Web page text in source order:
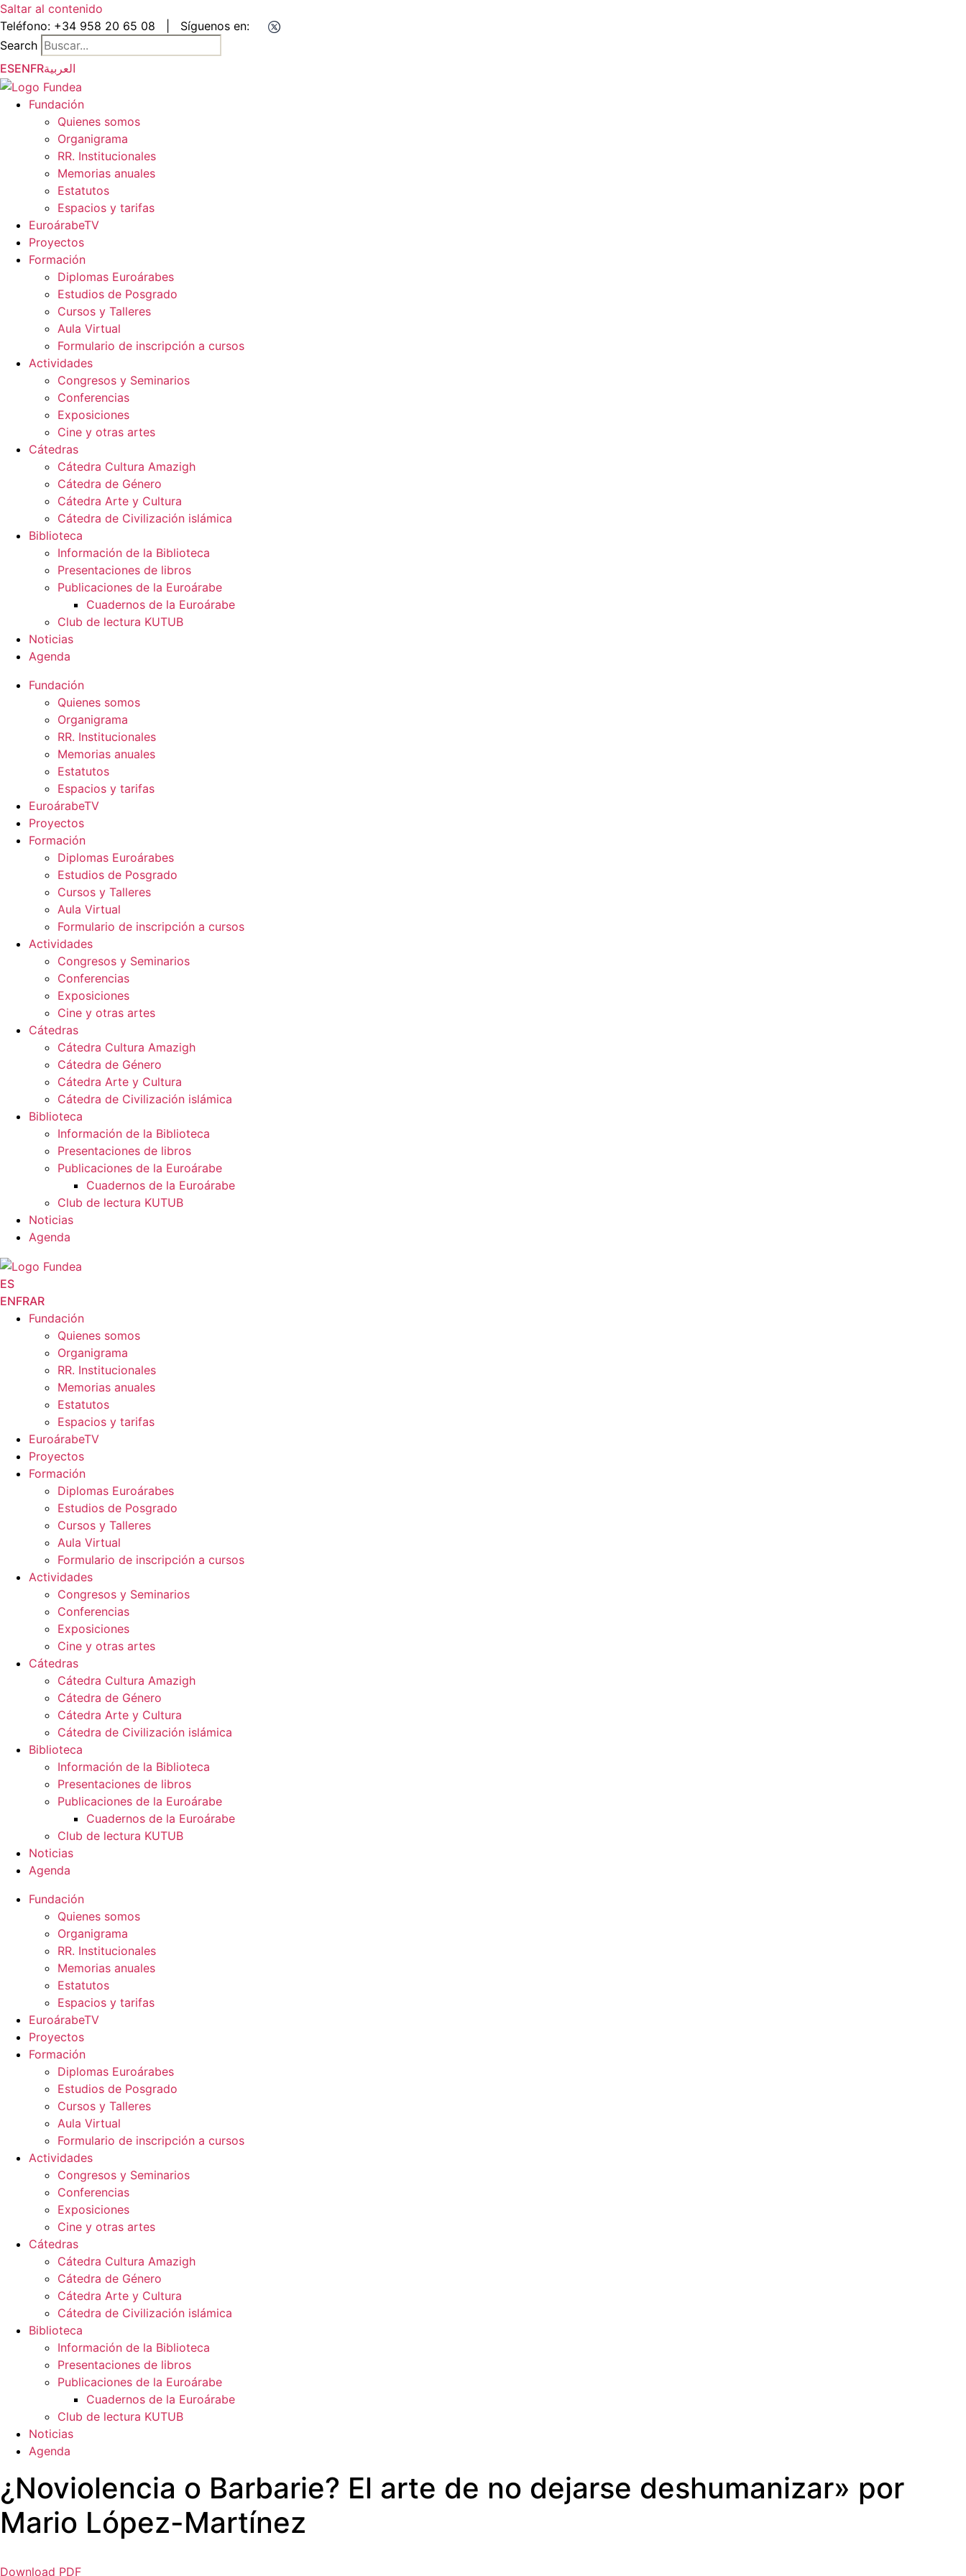
Saltar al contenido
Teléfono: +34 958 20 65 08
Síguenos en:
Search
ESENFRالعربية
Fundación
Quienes somos
Organigrama
RR. Institucionales
Memorias anuales
Estatutos
Espacios y tarifas
EuroárabeTV
Proyectos
Formación
Diplomas Euroárabes
Estudios de Posgrado
Cursos y Talleres
Aula Virtual
Formulario de inscripción a cursos
Actividades
Congresos y Seminarios
Conferencias
Exposiciones
Cine y otras artes
Cátedras
Cátedra Cultura Amazigh
Cátedra de Género
Cátedra Arte y Cultura
Cátedra de Civilización islámica
Biblioteca
Información de la Biblioteca
Presentaciones de libros
Publicaciones de la Euroárabe
Cuadernos de la Euroárabe
Club de lectura KUTUB
Noticias
Agenda
Fundación
Quienes somos
Organigrama
RR. Institucionales
Memorias anuales
Estatutos
Espacios y tarifas
EuroárabeTV
Proyectos
Formación
Diplomas Euroárabes
Estudios de Posgrado
Cursos y Talleres
Aula Virtual
Formulario de inscripción a cursos
Actividades
Congresos y Seminarios
Conferencias
Exposiciones
Cine y otras artes
Cátedras
Cátedra Cultura Amazigh
Cátedra de Género
Cátedra Arte y Cultura
Cátedra de Civilización islámica
Biblioteca
Información de la Biblioteca
Presentaciones de libros
Publicaciones de la Euroárabe
Cuadernos de la Euroárabe
Club de lectura KUTUB
Noticias
Agenda
ES
ENFRAR
Fundación
Quienes somos
Organigrama
RR. Institucionales
Memorias anuales
Estatutos
Espacios y tarifas
EuroárabeTV
Proyectos
Formación
Diplomas Euroárabes
Estudios de Posgrado
Cursos y Talleres
Aula Virtual
Formulario de inscripción a cursos
Actividades
Congresos y Seminarios
Conferencias
Exposiciones
Cine y otras artes
Cátedras
Cátedra Cultura Amazigh
Cátedra de Género
Cátedra Arte y Cultura
Cátedra de Civilización islámica
Biblioteca
Información de la Biblioteca
Presentaciones de libros
Publicaciones de la Euroárabe
Cuadernos de la Euroárabe
Club de lectura KUTUB
Noticias
Agenda
Fundación
Quienes somos
Organigrama
RR. Institucionales
Memorias anuales
Estatutos
Espacios y tarifas
EuroárabeTV
Proyectos
Formación
Diplomas Euroárabes
Estudios de Posgrado
Cursos y Talleres
Aula Virtual
Formulario de inscripción a cursos
Actividades
Congresos y Seminarios
Conferencias
Exposiciones
Cine y otras artes
Cátedras
Cátedra Cultura Amazigh
Cátedra de Género
Cátedra Arte y Cultura
Cátedra de Civilización islámica
Biblioteca
Información de la Biblioteca
Presentaciones de libros
Publicaciones de la Euroárabe
Cuadernos de la Euroárabe
Club de lectura KUTUB
Noticias
Agenda
¿Noviolencia o Barbarie? El arte de no dejarse deshumanizar» por
Mario López-Martínez
Download PDF